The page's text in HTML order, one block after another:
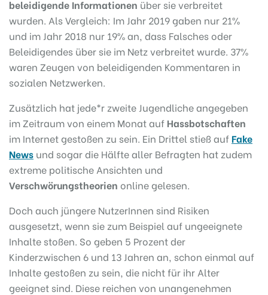
beleidigende Informationen über sie verbreitet
wurden. Als Vergleich: Im Jahr 2019 gaben nur 21%
und im Jahr 2018 nur 19% an, dass Falsches oder
Beleidigendes über sie im Netz verbreitet wurde. 37%
waren Zeugen von beleidigenden Kommentaren in
sozialen Netzwerken.
Zusätzlich hat jede*r zweite Jugendliche angegeben
im Zeitraum von einem Monat auf Hassbotschaften
im Internet gestoßen zu sein. Ein Drittel stieß auf Fake
News und sogar die Hälfte aller Befragten hat zudem
extreme politische Ansichten und
Verschwörungstheorien online gelesen.
Doch auch jüngere NutzerInnen sind Risiken
ausgesetzt, wenn sie zum Beispiel auf ungeeignete
Inhalte stoßen. So geben 5 Prozent der
Kinderzwischen 6 und 13 Jahren an, schon einmal auf
Inhalte gestoßen zu sein, die nicht für ihr Alter
geeignet sind. Diese reichen von unangenehmen